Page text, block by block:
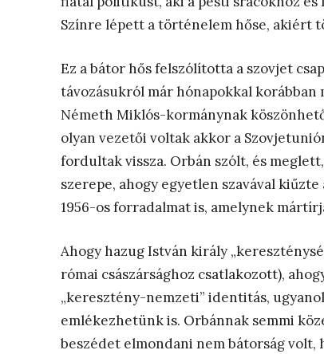
Színre lépett a történelem hőse, akiért
Ez a bátor hős felszólította a szovjet
távozásukról már hónapokkal korábban
Németh Miklós-kormánynak
olyan vezetői voltak akkor a
fordultak vissza. Orbán szólt, és
szerepe, ahogy egyetlen szavával
1956-os forradalmat is, amelynek
Ahogy hazug István király
római császársághoz csatlakozott),
„keresztény-nemzeti” identitás,
emlékezhetünk is. Orbánnak semmi
beszédet elmondani nem bátorság volt,